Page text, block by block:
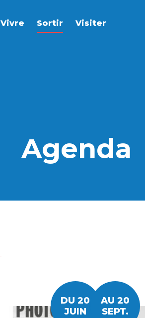
Vivre Sortir Visiter
Agenda
DU 20
JUIN
AU 20
SEPT.